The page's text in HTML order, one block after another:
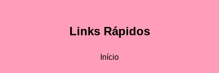
Links Rápidos
Início